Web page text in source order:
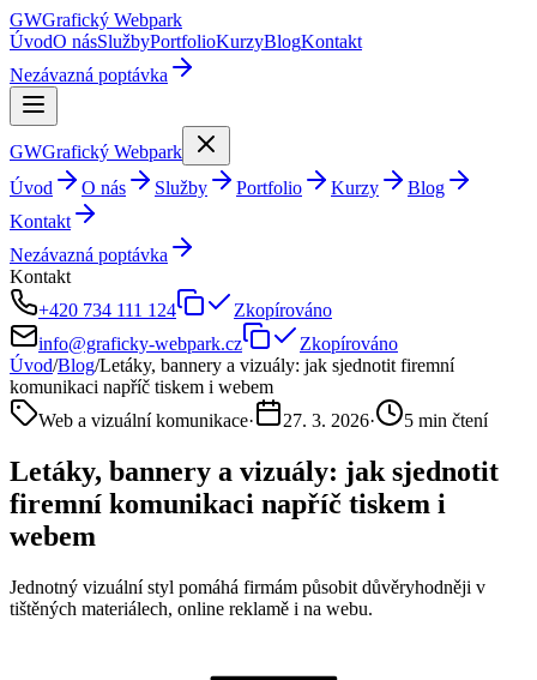
GWGrafický Webpark
ÚvodO násSlužbyPortfolioKurzyBlogKontakt
Nezávazná poptávka
GWGrafický Webpark
Úvod
O nás Služby Portfolio Kurzy
Blog
Kontakt
Nezávazná poptávka
Kontakt
+420 734 111 124
Zkopírováno
info@graficky-webpark.cz
Zkopírováno
Úvod/Blog/Letáky, bannery a vizuály: jak sjednotit firemní
komunikaci napříč tiskem i webem
Web a vizuální komunikace· 27. 3. 2026· 5 min čtení
Letáky, bannery a vizuály: jak sjednotit
firemní komunikaci napříč tiskem i
webem
Jednotný vizuální styl pomáhá firmám působit důvěryhodněji v
tištěných materiálech, online reklamě i na webu.